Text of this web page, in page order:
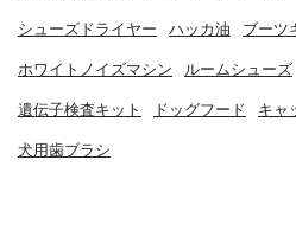
シューズドライヤー ハッカ油 ブーツ
ホワイトノイズマシン ルームシューズ
遺伝子検査キット ドッグフード キャ
犬用歯ブラシ